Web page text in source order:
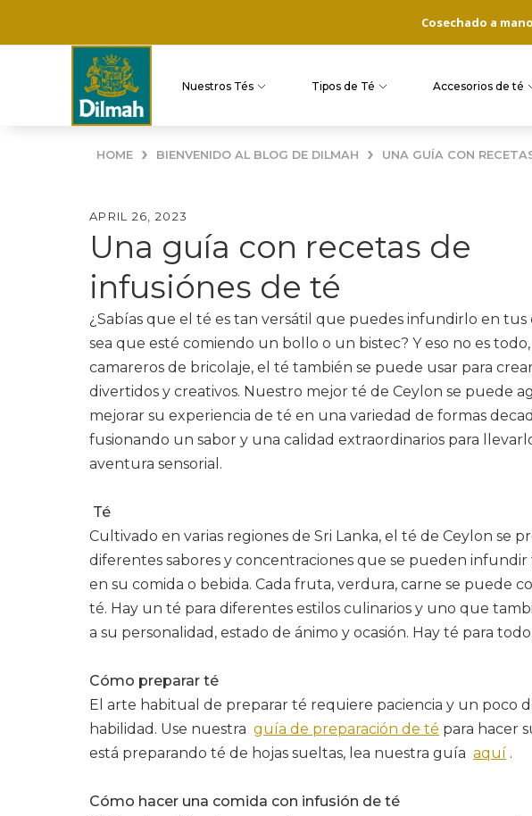
Cosechado a
Despacho gratis desde $35,000 en
Nuestros Tés Tipos de Té Accesorios de té
HOME › BIENVENIDO AL BLOG DE DILMAH › UNA GUÍA CON
APRIL 26, 2023
Una guía con recetas de
infusiónes de té
¿Sabías que el té es tan versátil que puedes infundirlo en tus
sea que esté comiendo un bollo o un bistec? Y eso no es todo,
camareros de bricolaje, el té también se puede usar para
divertidos y creativos. Nuestro mejor té de Ceylon se puede
mejorar su experiencia de té en una variedad de formas
fusionando un sabor y una calidad extraordinarios para
aventura sensorial.
Té
Cultivado en varias regiones de Sri Lanka, el té de Ceylon se
diferentes sabores y concentraciones que se pueden
en su comida o bebida. Cada fruta, verdura, carne se puede
té. Hay un té para diferentes estilos culinarios y uno que
a su personalidad, estado de ánimo y ocasión. Hay té para todo.
Cómo preparar té
El arte habitual de preparar té requiere paciencia y un poco
habilidad. Use nuestra guía de preparación de té para hacer
está preparando té de hojas sueltas, lea nuestra guía aquí .
Cómo hacer una comida con infusión de té